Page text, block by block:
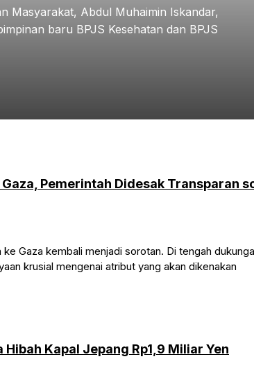
Masyarakat, Abdul Muhaimin Iskandar,
baru BPJS Kesehatan dan BPJS
Pemerintah Didesak Transparan
Gaza kembali menjadi sorotan. Di tengah
krusial mengenai atribut yang akan dikenakan
Kapal Jepang Rp1,9 Miliar Yen